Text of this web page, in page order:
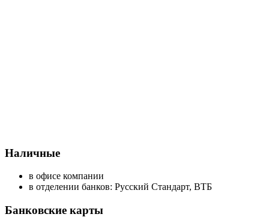
Наличные
в офисе компании
в отделении банков: Русский Стандарт, ВТБ
Банковские карты